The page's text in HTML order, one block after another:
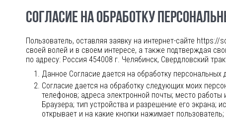
СОГЛАСИЕ НА ОБРАБОТКУ
Пользователь, оставляя заявку на интернет-сайте https://
своей волей и в своем интересе, а также подтверждая
по адресу: Россия 454008 г. Челябинск, Свердловский
Данное Согласие дается на обработку
Согласие дается на обработку следующих моих
телефонов; адреса электронной почты; место
Браузера; тип устройства и разрешение его экрана;
открывает и на какие кнопки нажимает пользователь;